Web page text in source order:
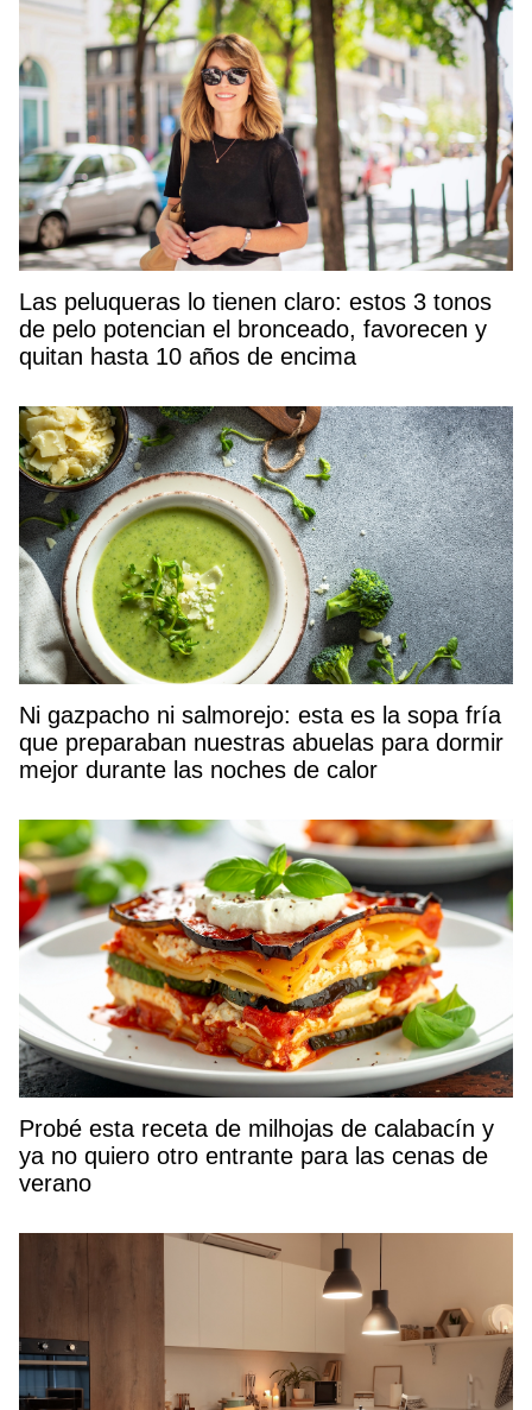
Las peluqueras lo tienen claro: estos 3 tonos
de pelo potencian el bronceado, favorecen y
quitan hasta 10 años de encima
Ni gazpacho ni salmorejo: esta es la sopa fría
que preparaban nuestras abuelas para dormir
mejor durante las noches de calor
Probé esta receta de milhojas de calabacín y
ya no quiero otro entrante para las cenas de
verano